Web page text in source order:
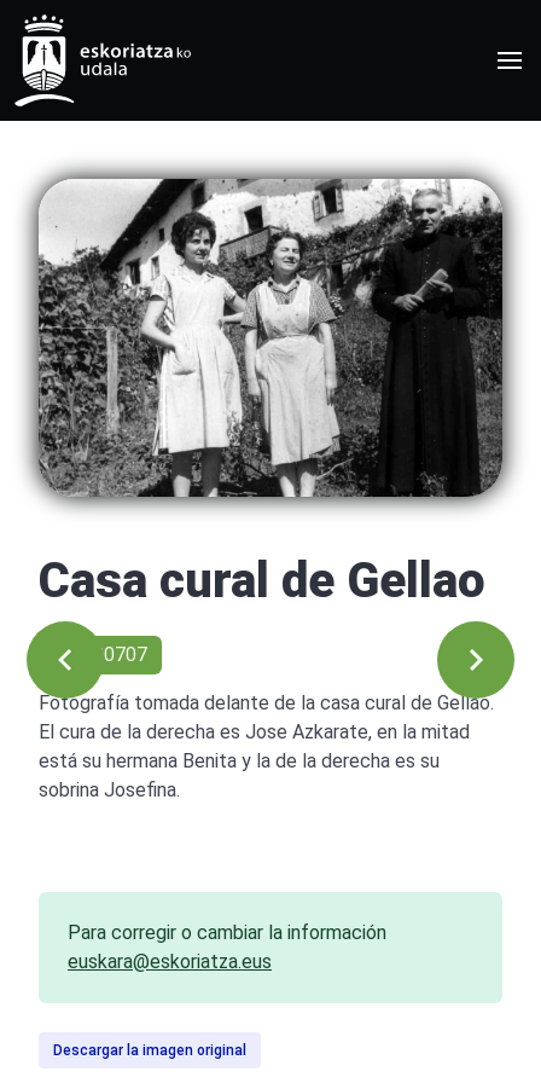
Casa cural de Gellao
Ref: 00707
Fotografía tomada delante de la casa cural de Gellao.
El cura de la derecha es Jose Azkarate, en la mitad
está su hermana Benita y la de la derecha es su
sobrina Josefina.
Para corregir o cambiar la información
euskara@eskoriatza.eus
Descargar la imagen original